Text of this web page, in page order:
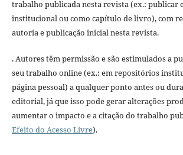
trabalho publicada nesta revista (ex.: publicar
institucional ou como capítulo de livro), com
autoria e publicação inicial nesta revista.
. Autores têm permissão e são estimulados a
seu trabalho online (ex.: em repositórios
página pessoal) a qualquer ponto antes ou
editorial, já que isso pode gerar alterações
aumentar o impacto e a citação do trabalho
Efeito do Acesso Livre).